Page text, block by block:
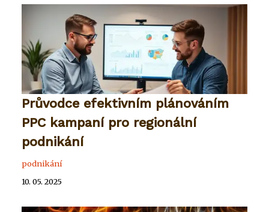
Průvodce efektivním plánováním
PPC kampaní pro regionální
podnikání
podnikání
10. 05. 2025